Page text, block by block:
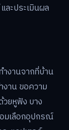
ละประเมินผล
งานจากที่บ้าน
งาน ขอความ
ยหูฟัง บาง
มเลือกอุปกรณ์